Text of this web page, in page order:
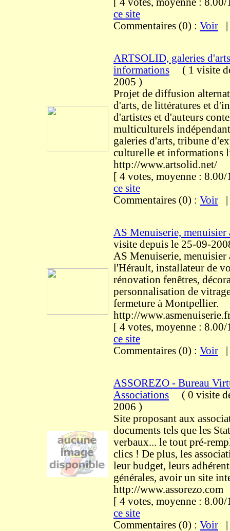
ce site
Commentaires (0) : Voir
ARTSOLID, galeries
informations ( 1 visite
2005 )
Projet de diffusion
d'arts, de littératures et
d'artistes et d'auteurs
multiculturels
galeries d'arts, tribune
culturelle et informations
http://www.artsolid.net/
[ 4 votes, moyenne :
ce site
Commentaires (0) : Voir
AS Menuiserie,
visite depuis le 25-09-
AS Menuiserie,
l'Hérault, installateur de
rénovation fenêtres,
personnalisation de
fermeture à Montpellier.
http://
[ 4 votes, moyenne :
ce site
Commentaires (0) : Voir
ASSOREZO - Bureau
Associations ( 0 visite
2006 )
Site proposant aux
documents tels que les
verbaux... le tout pré-
clics ! De plus, les
leur budget, leurs
générales, avoir un site
http://www.assorezo.com
[ 4 votes, moyenne :
ce site
Commentaires (0) : Voir